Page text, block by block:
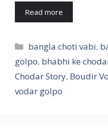
Read more
Categories
bangla choti vabi,
golpo, bhabhi ke
Chodar Story, Boudir
vodar golpo